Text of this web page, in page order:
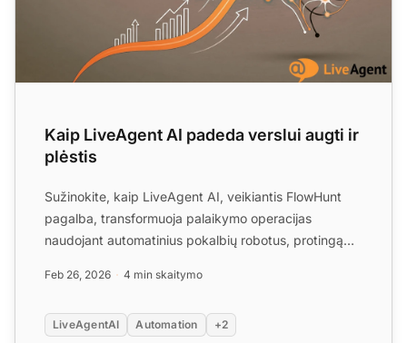
Kaip LiveAgent AI padeda verslui augti ir
plėstis
Sužinokite, kaip LiveAgent AI, veikiantis FlowHunt
pagalba, transformuoja palaikymo operacijas
naudojant automatinius pokalbių robotus, protingą
Feb 26, 2026 4 min skaitymo
LiveAgentAI Automation +2